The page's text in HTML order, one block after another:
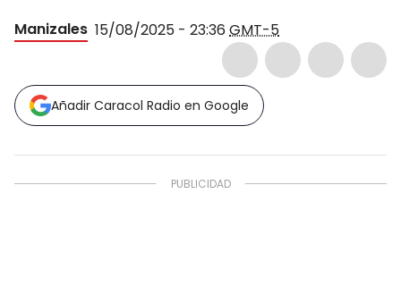
Manizales 15/08/2025 - 23:36 GMT-5
Añadir Caracol Radio en Google